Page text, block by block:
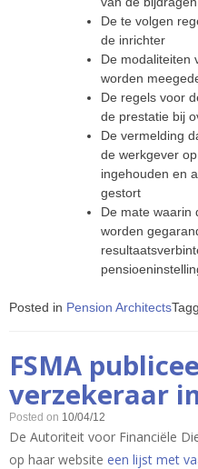
De te volgen
de inrichter
De modaliteiten
worden
De regels voor
de prestatie bij
De vermelding
de werkgever
ingehouden en
gestort
De mate waarin
worden
Posted in Pension Architects
FSMA
verzekeraar
Posted on 10/04/12
De Autoriteit voor Financiële
op haar website een lijst met